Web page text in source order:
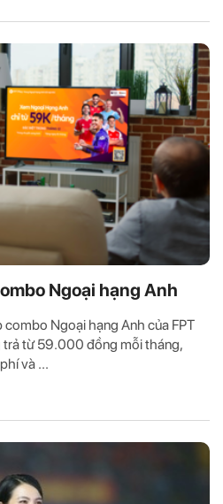
Ngoại hạng Anh
Ngoại hạng Anh của FPT
trả từ 59.000 đồng mỗi tháng,
và ...